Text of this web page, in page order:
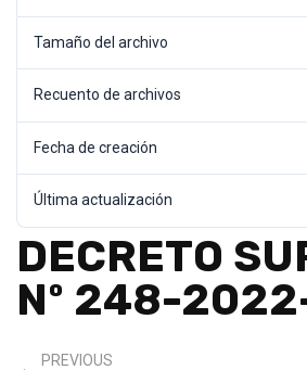
Tamaño del archivo
Recuento de archivos
Fecha de creación
Última actualización
DECRETO
Nº 248-
PREVIOUS